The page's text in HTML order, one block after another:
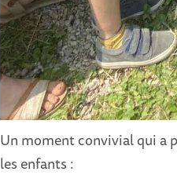
Un moment convivial qui a
les enfants :